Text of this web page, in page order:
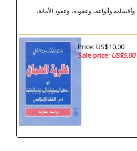
وأنواعه، وعقوده، وعقود الأمانة،
Price: US$10.00
Sale price: US$5.00